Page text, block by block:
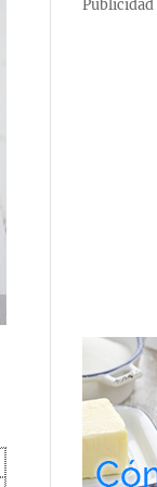
Publicidad